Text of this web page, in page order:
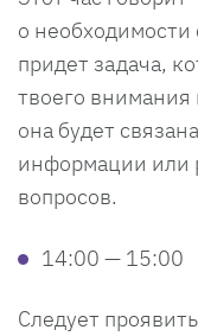
о необходимости
придет задача,
твоего
она будет
информации или
вопросов.
14:00 — 15:00
Следует